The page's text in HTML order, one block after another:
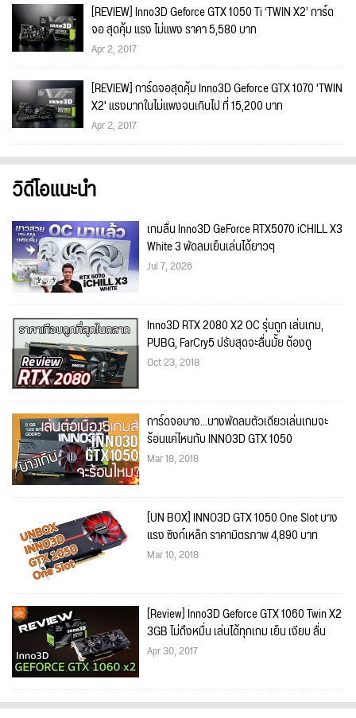
[REVIEW] Inno3D Geforce GTX 1050 Ti ‘TWIN X2’ การ์ด
จอ สุดคุ้ม แรง ไม่แพง ราคา 5,580 บาท
Apr 2, 2017
[REVIEW] การ์ดจอสุดคุ้ม Inno3D Geforce GTX 1070 'TWIN
X2' แรงมากในไม่แพงจนเกินไป ที่ 15,200 บาท
Apr 2, 2017
วิดีโอแนะนำ
เกมลื่น Inno3D GeForce RTX5070 iCHILL X3
White 3 พัดลมเย็นเล่นได้ยาวๆ
Jul 7, 2026
Inno3D RTX 2080 X2 OC รุ่นถูก เล่นเกม,
PUBG, FarCry5 ปรับสุดจะลื่นมั้ย ต้องดู
Oct 23, 2018
การ์ดจอบาง...บางพัดลมตัวเดียวเล่นเกมจะ
ร้อนแค่ไหนกับ INNO3D GTX 1050
Mar 18, 2018
[UN BOX] INNO3D GTX 1050 One Slot บาง
แรง ซิงก์เหล็ก ราคามิตรภาพ 4,890 บาท
Mar 10, 2018
[Review] Inno3D Geforce GTX 1060 Twin X2
3GB ไม่ถึงหมื่น เล่นได้ทุกเกม เย็น เงียบ ลื่น
Apr 30, 2017